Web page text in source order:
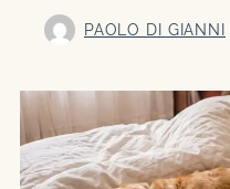
PAOLO DI GIANNI